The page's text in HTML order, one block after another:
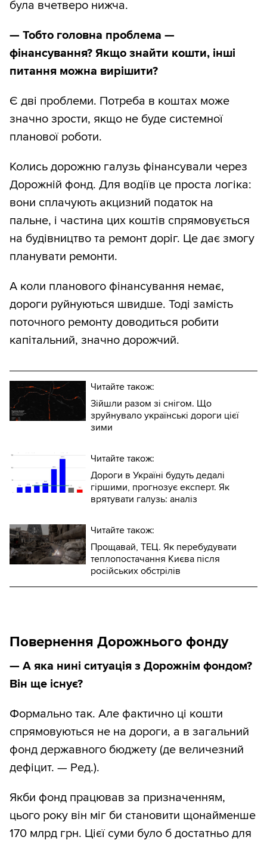
була вчетверо нижча.
— Тобто головна проблема —
фінансування? Якщо знайти кошти, інші
питання можна вирішити?
Є дві проблеми. Потреба в коштах може
значно зрости, якщо не буде системної
планової роботи.
Колись дорожню галузь фінансували через
Дорожній фонд. Для водіїв це проста логіка:
вони сплачують акцизний податок на
пальне, і частина цих коштів спрямовується
на будівництво та ремонт доріг. Це дає змогу
планувати ремонти.
А коли планового фінансування немає,
дороги руйнуються швидше. Тоді замість
поточного ремонту доводиться робити
капітальний, значно дорожчий.
Читайте також:
Зійшли разом зі снігом. Що
зруйнувало українські дороги цієї
зими
Читайте також:
Дороги в Україні будуть дедалі
гіршими, прогнозує експерт. Як
врятувати галузь: аналіз
Читайте також:
Прощавай, ТЕЦ. Як перебудувати
теплопостачання Києва після
російських обстрілів
Повернення Дорожнього фонду
— А яка нині ситуація з Дорожнім фондом?
Він ще існує?
Формально так. Але фактично ці кошти
спрямовуються не на дороги, а в загальний
фонд державного бюджету (де величезний
дефіцит. — Ред.).
Якби фонд працював за призначенням,
цього року він міг би становити щонайменше
170 млрд грн. Цієї суми було б достатньо для